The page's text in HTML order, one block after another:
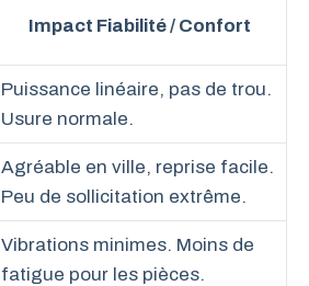
Impact Fiabilité / Confort
Puissance linéaire, pas de trou.
Usure normale.
Agréable en ville, reprise facile.
Peu de sollicitation extrême.
Vibrations minimes. Moins de
fatigue pour les pièces.